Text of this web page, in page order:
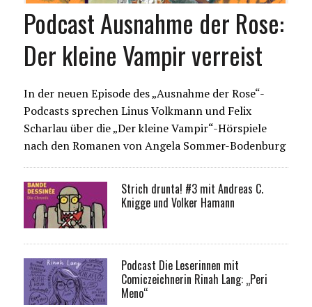
Podcast Ausnahme der Rose:
Der kleine Vampir verreist
In der neuen Episode des „Ausnahme der Rose“-
Podcasts sprechen Linus Volkmann und Felix
Scharlau über die „Der kleine Vampir“-Hörspiele
nach den Romanen von Angela Sommer-Bodenburg
Strich drunta! #3 mit Andreas C.
Knigge und Volker Hamann
Podcast Die Leserinnen mit
Comiczeichnerin Rinah Lang: „Peri
Meno“